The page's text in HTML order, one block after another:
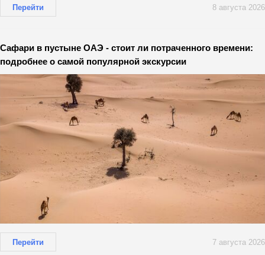
Перейти 8 августа 2026
Сафари в пустыне ОАЭ - стоит ли потраченного времени:
подробнее о самой популярной экскурсии
Перейти 7 августа 2026